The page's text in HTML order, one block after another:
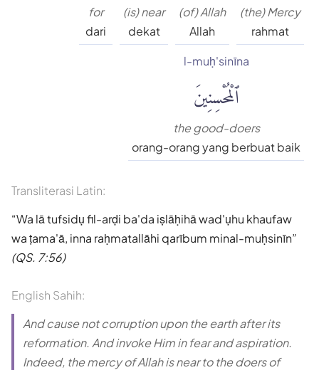
(the) Mercy
rahmat
(of) Allah
Allah
(is) near
dekat
for
dari
l-muḥ'sinīna
ٱلْمُحْسِنِينَ
the good-doers
orang-orang yang berbuat baik
Transliterasi Latin:
Wa lā tufsidụ fil-arḍi ba'da iṣlāḥihā wad'ụhu khaufaw
wa ṭama'ā, inna raḥmatallāhi qarībum minal-muḥsinīn
(QS. 7:56)
English Sahih:
And cause not corruption upon the earth after its
reformation. And invoke Him in fear and aspiration.
Indeed, the mercy of Allah is near to the doers of